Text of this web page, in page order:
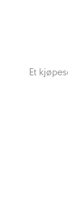
Et